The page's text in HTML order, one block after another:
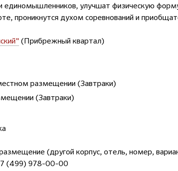
единомышленников, улучшат физическую
проникнутся духом соревнований и
(Прибрежный квартал)
размещении (Завтраки)
(Завтраки)
(другой корпус, отель, номер,
(499) 978-00-00